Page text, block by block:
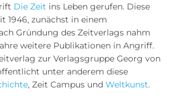
Die Zeit ins Leben gerufen. Diese
1946, zunächst in einem
Gründung des Zeitverlags nahm
weitere Publikationen in Angriff.
zur Verlagsgruppe Georg von
unter anderem diese
, Zeit Campus und Weltkunst.